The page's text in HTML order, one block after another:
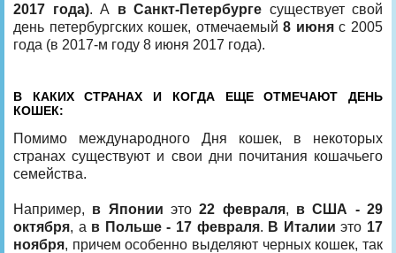
2017 года). А в Санкт-Петербурге существует свой
день петербургских кошек, отмечаемый8 июняс 2005
года (в 2017-м году 8 июня 2017 года).
В КАКИХ СТРАНАХ И КОГДА ЕЩЕ ОТМЕЧАЮТ ДЕНЬ
КОШЕК:
Помимо международного Дня кошек, в некоторых
странах существуют и свои дни почитания кошачьего
семейства.
Например, в Японии это22 февраля, в США - 29
октября, а в Польше - 17 февраля. В Италии это 17
ноября, причем особенно выделяют черных кошек, так